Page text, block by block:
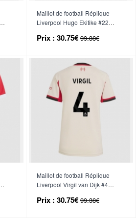
Maillot de football Réplique
Liverpool Hugo Ekitike #22
Manche Courte
Prix : 30.75€ 99.38€
Maillot de football Réplique
Liverpool Virgil van Dijk #4
Manche Courte
Prix : 30.75€ 99.38€